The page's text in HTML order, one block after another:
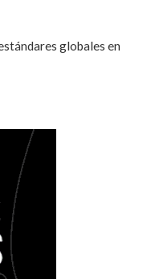
globales en